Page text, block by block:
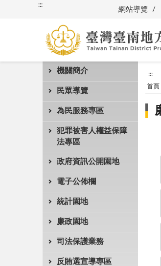
:::
網站導覽
機關簡介
民眾導覽
為民服務專區
犯罪被害人權益保障
法專區
政府資訊公開園地
電子公佈欄
統計園地
廉政園地
司法保護業務
反賄選宣導專區
:::
首頁